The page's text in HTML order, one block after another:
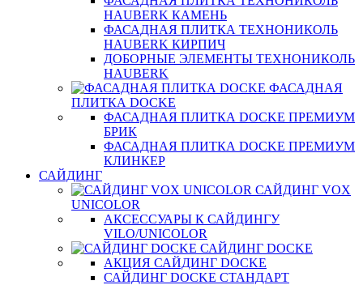
HAUBERK КАМЕНЬ
ФАСАДНАЯ ПЛИТКА ТЕХНОНИКОЛЬ
HAUBERK КИРПИЧ
ДОБОРНЫЕ ЭЛЕМЕНТЫ ТЕХНОНИКОЛЬ
HAUBERK
ФАСАДНАЯ
ПЛИТКА DOCKE
ФАСАДНАЯ ПЛИТКА DOCKE ПРЕМИУМ
БРИК
ФАСАДНАЯ ПЛИТКА DOCKE ПРЕМИУМ
КЛИНКЕР
САЙДИНГ
САЙДИНГ VOX
UNICOLOR
АКСЕССУАРЫ К САЙДИНГУ
VILO/UNICOLOR
САЙДИНГ DOCKE
АКЦИЯ САЙДИНГ DOCKE
САЙДИНГ DOCKE СТАНДАРТ